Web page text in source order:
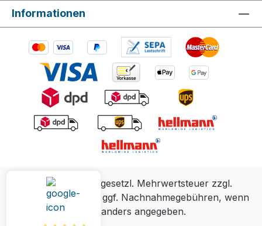
Informationen
Alle Preise inkl. gesetzl. Mehrwertsteuer zzgl.
Versandkostenund ggf. Nachnahmegebühren, wenn
nicht anders angegeben.